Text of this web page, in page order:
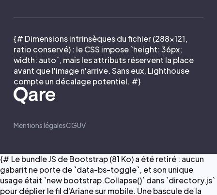
{# Dimensions intrinsèques du fichier (288×121,
ratio conservé) : le CSS impose `height: 36px;
width: auto`, mais les attributs réservent la place
avant que l'image n'arrive. Sans eux, Lighthouse
compte un décalage potentiel. #}
Mentions légalesCGUV
{# Le bundle JS de Bootstrap (81 Ko) a été retiré : aucun
gabarit ne porte de `data-bs-toggle`, et son unique
usage était `new bootstrap.Collapse()` dans `directory.js`
pour déplier le fil d'Ariane sur mobile. Une bascule de la